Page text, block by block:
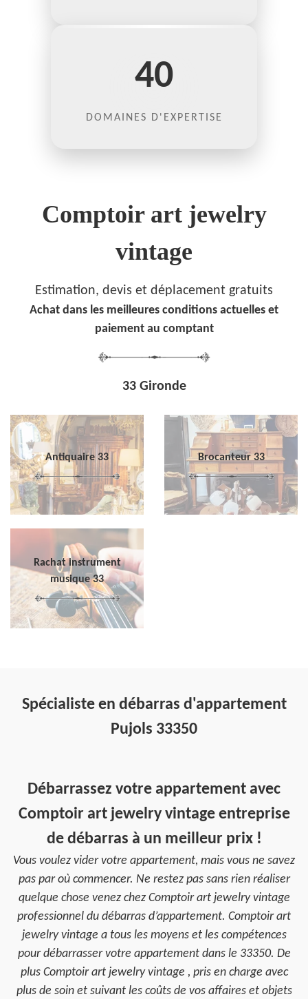
40
DOMAINES D'EXPERTISE
Comptoir art jewelry
vintage
Estimation, devis et déplacement gratuits
Achat dans les meilleures conditions actuelles et
paiement au comptant
33 Gironde
Antiquaire 33 Brocanteur 33
Rachat instrument
musique 33
Spécialiste en débarras d'appartement
Pujols 33350
Débarrassez votre appartement avec
Comptoir art jewelry vintage entreprise
de débarras à un meilleur prix !
Vous voulez vider votre appartement, mais vous ne savez
pas par où commencer. Ne restez pas sans rien réaliser
quelque chose venez chez Comptoir art jewelry vintage
professionnel du débarras d’appartement. Comptoir art
jewelry vintage a tous les moyens et les compétences
pour débarrasser votre appartement dans le 33350. De
plus Comptoir art jewelry vintage , pris en charge avec
plus de soin et suivant les coûts de vos affaires et objets